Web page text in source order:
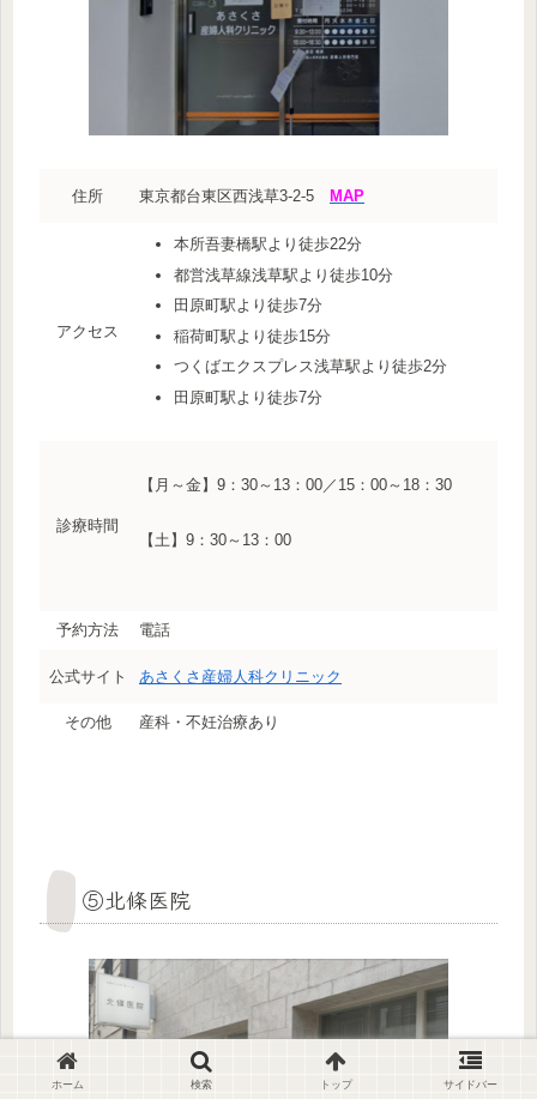
住所 東京都台東区西浅草3-2-5 MAP
アクセス
本所吾妻橋駅より徒歩22分
都営浅草線浅草駅より徒歩10分
田原町駅より徒歩7分
稲荷町駅より徒歩15分
つくばエクスプレス浅草駅より徒歩2分
田原町駅より徒歩7分
診療時間
【月～金】9：30～13：00／15：00～18：30
【土】9：30～13：00
予約方法 電話
公式サイト あさくさ産婦人科クリニック
その他 産科・不妊治療あり
⑤北條医院
ホーム 検索 トップ サイドバー